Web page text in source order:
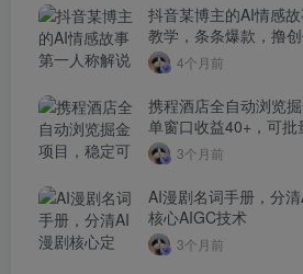
抖音某博主的AI情感
教学，条条爆款，撸
4个月前
携程酒店全自动浏览
单窗口收益40+，可
秘】3个月前
AI漫剧名词手册，分
核心AIGC技术
3个月前